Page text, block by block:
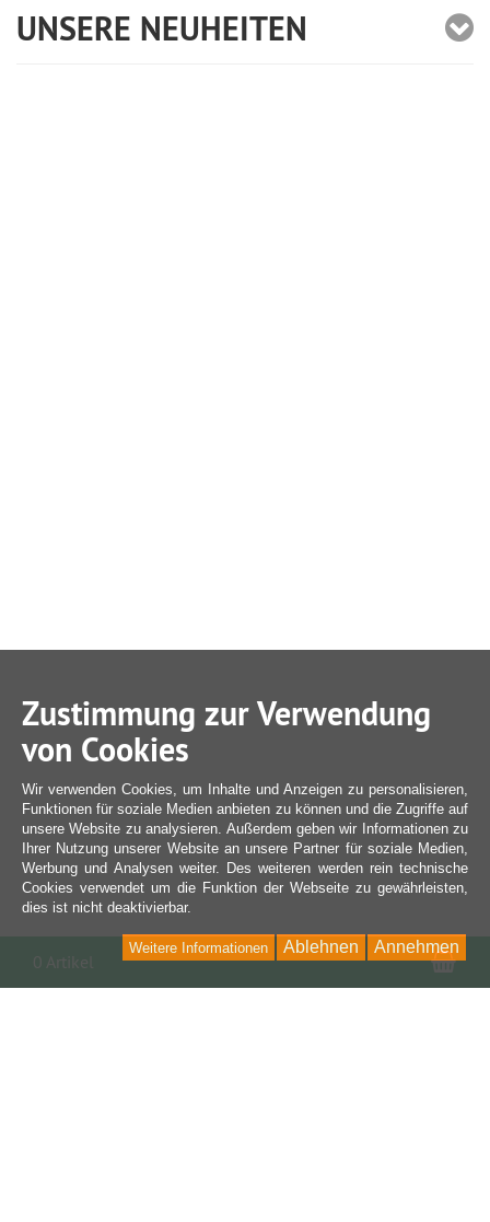
UNSERE NEUHEITEN
Zustimmung zur Verwendung
von Cookies
Wir verwenden Cookies, um Inhalte und Anzeigen zu personalisieren,
Funktionen für soziale Medien anbieten zu können und die Zugriffe auf
unsere Website zu analysieren. Außerdem geben wir Informationen zu
Ihrer Nutzung unserer Website an unsere Partner für soziale Medien,
Werbung und Analysen weiter. Des weiteren werden rein technische
Cookies verwendet um die Funktion der Webseite zu gewährleisten,
dies ist nicht deaktivierbar.
Annehmen
Ablehnen
Weitere Informationen